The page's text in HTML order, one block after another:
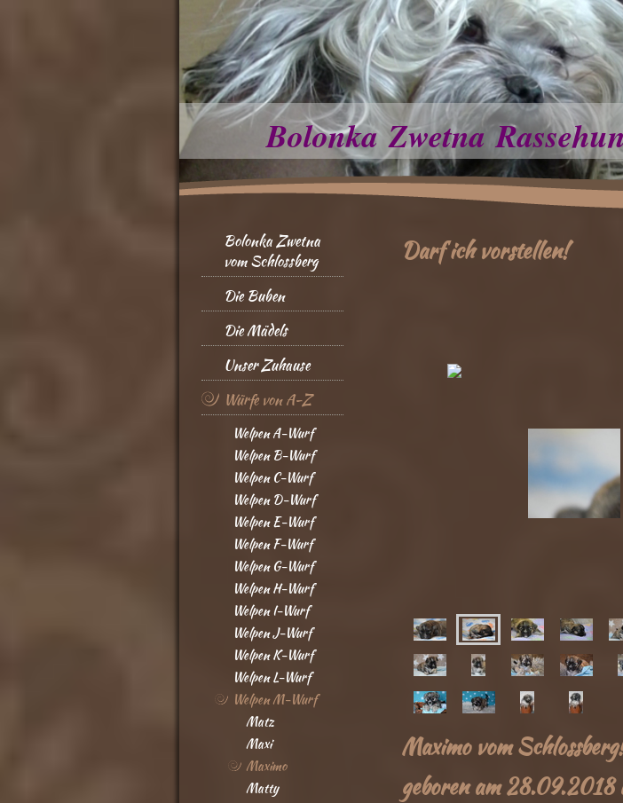
Bolonka Zwetna
Bolonka Zwetna
vom Schlossberg
Die Buben
Die Mädels
Unser Zuhause
Würfe von A-Z
Welpen A-Wurf
Welpen B-Wurf
Welpen C-Wurf
Welpen D-Wurf
Welpen E-Wurf
Welpen F-Wurf
Welpen G-Wurf
Welpen H-Wurf
Welpen I-Wurf
Welpen J-Wurf
Welpen K-Wurf
Welpen L-Wurf
Welpen M-Wurf
Matz
Maxi
Maximo
Matty
Darf ich vorstellen!
Maximo vom Schlossberg!
geboren am